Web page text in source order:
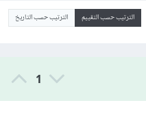
الترتيب حسب التقييم الترتيب حسب التاريخ
1